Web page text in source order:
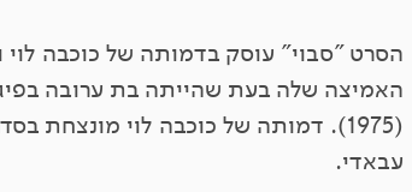
הסרט "סבוי" עוסק בדמותה של כוכבה לוי
האמיצה שלה בעת שהייתה בת ערובה
(1975). דמותה של כוכבה לוי מונצחת
עבאדי.